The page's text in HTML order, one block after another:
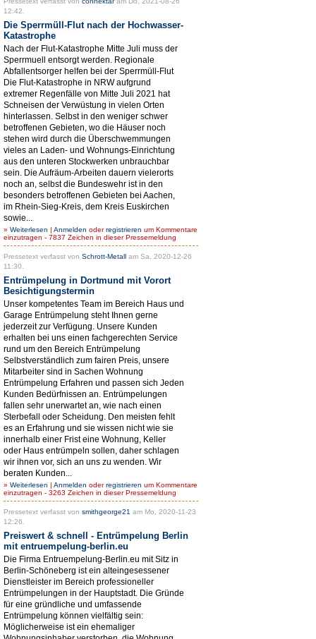
12:42.
Die Sperrmüll-Flut nach der Hochwasser-
Katastrophe
Nach der Flut-Katastrophe Mitte Juli muss der
Sperrmuell entsorgt werden. Regionale
Abfallentsorger helfen bei der Sperrmüll-Flut
Die Flut-Katastrophe in NRW aufgrund
extremer Regenfälle von Mitte Juli 2021 hat
Schneisen der Verwüstung in vielen Orten
hinterlassen. Selbst in den weniger schwer
betroffenen Gebieten, wo die Häuser noch
stehen wird durch die Überschwemmungen
vieles an Laden- und Wohnungs-Einrichtung
aus den unteren Stockwerken unbrauchbar
sein. Die Aufräum-Arbeiten dauern vielerorts
noch an, selbst die Bundeswehr ist in den
besonders betroffenen Gebieten bei Aachen,
im Rhein-Sieg-Kreis, dem Kreis Euskirchen
sowie...
» Weiterlesen | Anmelden oderregistrieren um Kommentare
einzutragen - 7837 Zeichen in dieser Pressemeldung
Pressetext verfasst von Schrott-Metall am Sa, 2020-12-26
11:30.
Entrümpelung in Dortmund mit Vorort
Besichtigungstermin
Unser kompetentes Team im Bereich Haus und
Garage Entrümpelung steht Ihnen gerne
jederzeit zur Verfügung. Unsere Kunden
erhalten bei uns einen fachgerechten Service
rund um den Bereich Entrümpelung
Selbstverständlich zum fairen Preis, unsere
Mitarbeiter sind in Sachen Wohnung
Entrümpelung Erfahren und passen sich Jeden
Kunden Bedürfnissen an. Entrümpelungen
fallen sehr unerwartet an, wie nach einen
Sterbefall oder Scheidung. Den meisten fehlt
es an Erfahrung und sie wissen nicht wie sie
innerhalb einer Frist eine Wohnung, Keller
oder Haus entrümpeln sollen, daher schlagen
wir ihnen vor, sich an uns zu wenden. Wir
beraten Kunden...
» Weiterlesen | Anmelden oderregistrieren um Kommentare
einzutragen - 3263 Zeichen in dieser Pressemeldung
Pressetext verfasst von smithgeorge21 am Mo, 2020-11-23
12:26.
Preiswert & schnell - Entrümpelung Berlin
mit entruempelung-berlin.eu
Die Firma Entruempelung-Berlin.eu mit Sitz in
Berlin-Schöneberg ist ein alteingesessener
Dienstleister im Bereich professioneller
Entrümpelungen in der Hauptstadt. Die Gründe
für eine gründliche und umfassende
Entrümpelung können vielfältig sein:
Möglicherweise ist ein ehemaliger